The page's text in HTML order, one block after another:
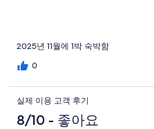
2025년 11월에 1박 숙박함
0
실제 이용 고객 후기
8/10 - 좋아요